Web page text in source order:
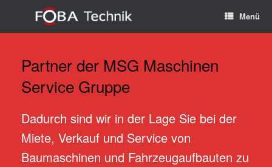
Menü
Partner der MSG Maschinen
Service Gruppe
Dadurch sind wir in der Lage Sie bei der
Miete, Verkauf und Service von
Baumaschinen und Fahrzeugaufbauten zu